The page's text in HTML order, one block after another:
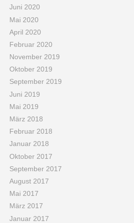
Juni 2020
Mai 2020
April 2020
Februar 2020
November 2019
Oktober 2019
September 2019
Juni 2019
Mai 2019
März 2018
Februar 2018
Januar 2018
Oktober 2017
September 2017
August 2017
Mai 2017
März 2017
Januar 2017